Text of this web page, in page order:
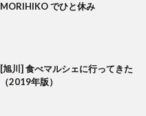
MORIHIKO でひと休み
[旭川] 食べマルシェに行ってきた
（2019年版）